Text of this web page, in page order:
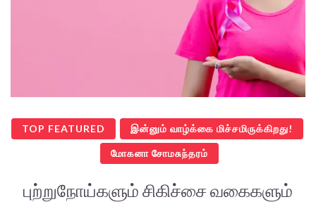
TOP FEATURED இன்னும் வாழ்க்கை மிச்சமிருக்கிறது!
மோகனா சோமசுந்தரம்
புற்றுநோய்களும் சிகிச்சை வகைகளும்